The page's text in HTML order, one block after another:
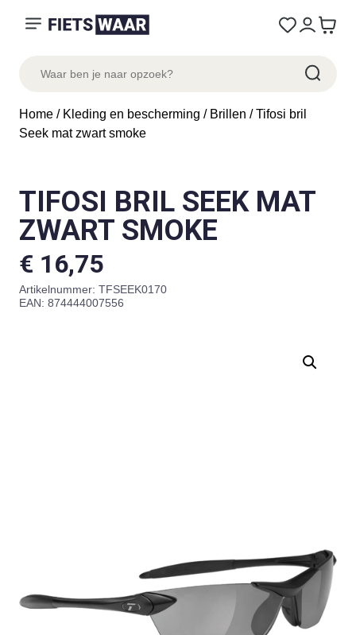
Home / Kleding en bescherming / Brillen / Tifosi bril
Seek mat zwart smoke
TIFOSI BRIL SEEK MAT
ZWART SMOKE
€ 16,75
Artikelnummer: TFSEEK0170
EAN: 874444007556